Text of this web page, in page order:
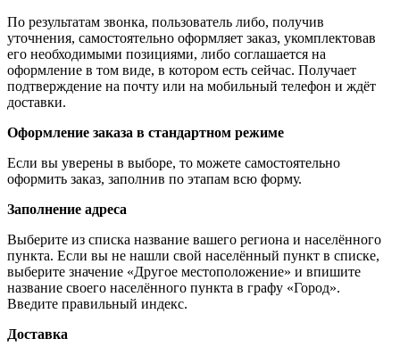
По результатам звонка, пользователь либо, получив
уточнения, самостоятельно оформляет заказ, укомплектовав
его необходимыми позициями, либо соглашается на
оформление в том виде, в котором есть сейчас. Получает
подтверждение на почту или на мобильный телефон и ждёт
доставки.
Оформление заказа в стандартном режиме
Если вы уверены в выборе, то можете самостоятельно
оформить заказ, заполнив по этапам всю форму.
Заполнение адреса
Выберите из списка название вашего региона и населённого
пункта. Если вы не нашли свой населённый пункт в списке,
выберите значение «Другое местоположение» и впишите
название своего населённого пункта в графу «Город».
Введите правильный индекс.
Доставка